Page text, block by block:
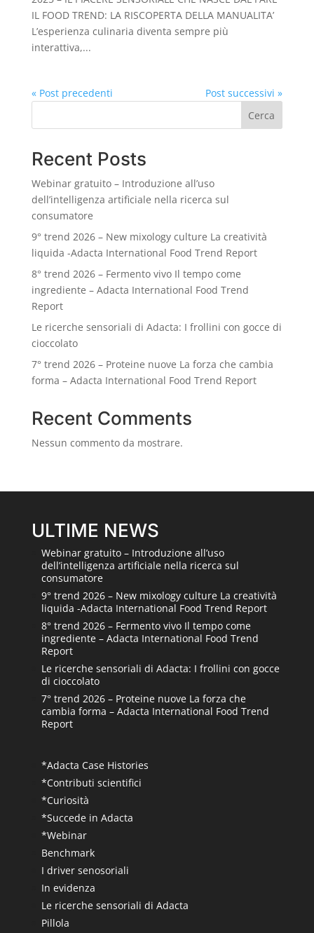
IL FOOD TREND: LA RISCOPERTA DELLA MANUALITA’
L’esperienza culinaria diventa sempre più
interattiva,...
« Post precedenti
Post successivi »
Cerca
Recent Posts
Webinar gratuito – Introduzione all’uso
dell’intelligenza artificiale nella ricerca sul
consumatore
9° trend 2026 – New mixology culture La creatività
liquida -Adacta International Food Trend Report
8° trend 2026 – Fermento vivo Il tempo come
ingrediente – Adacta International Food Trend
Report
Le ricerche sensoriali di Adacta: I frollini con gocce di
cioccolato
7° trend 2026 – Proteine nuove La forza che cambia
forma – Adacta International Food Trend Report
Recent Comments
Nessun commento da mostrare.
ULTIME NEWS
Webinar gratuito – Introduzione all’uso
dell’intelligenza artificiale nella ricerca sul
consumatore
9° trend 2026 – New mixology culture La creatività
liquida -Adacta International Food Trend Report
8° trend 2026 – Fermento vivo Il tempo come
ingrediente – Adacta International Food Trend
Report
Le ricerche sensoriali di Adacta: I frollini con gocce
di cioccolato
7° trend 2026 – Proteine nuove La forza che
cambia forma – Adacta International Food Trend
Report
*Adacta Case Histories
*Contributi scientifici
*Curiosità
*Succede in Adacta
*Webinar
Benchmark
I driver senosoriali
In evidenza
Le ricerche sensoriali di Adacta
Pillola